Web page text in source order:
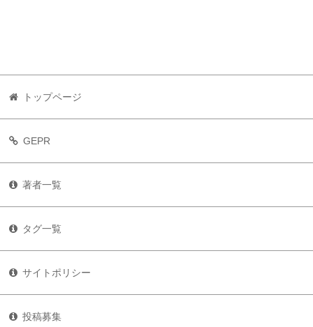
トップページ
GEPR
著者一覧
タグ一覧
サイトポリシー
投稿募集